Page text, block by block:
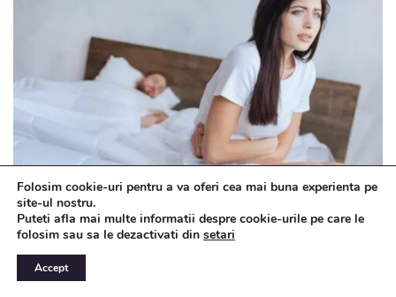
Menopauza
De ce dor ovarele la menopauză: posibile explicații
Folosim cookie-uri pentru a va oferi cea mai buna experienta pe
site-ul nostru.
Puteti afla mai multe informatii despre cookie-urile pe care le
folosim sau sa le dezactivati din setari
Accept